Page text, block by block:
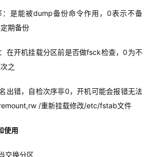
是能被dump备份命令作用，0表示不备
期备份
在开机挂载分区前是否做fsck检查，0为不
之
出错，自检次序非0，开机可能会报错无法
/重新挂载修改/etc/fstab文件
使用
交换分区